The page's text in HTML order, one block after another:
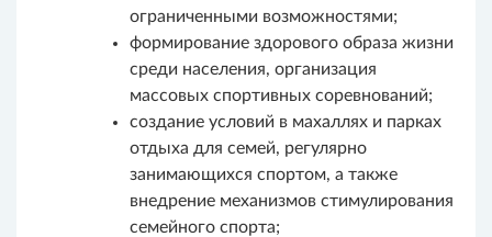
ограниченными возможностями;
формирование здорового образа жизни
среди населения, организация
массовых спортивных соревнований;
создание условий в махаллях и парках
отдыха для семей, регулярно
занимающихся спортом, а также
внедрение механизмов стимулирования
семейного спорта;